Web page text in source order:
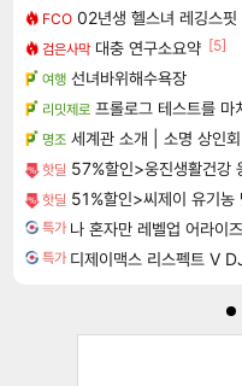
FCO 02년생 헬스녀 레깅스핏
검은사막 대충 연구소요약 [5]
여행 선녀바위해수욕장
리밋제로 프롤로그 테스트를
명조 세계관 소개 | 소명 상인회
핫딜 57%할인>웅진생활건강
핫딜 51%할인>씨제이 유기
특가
특가